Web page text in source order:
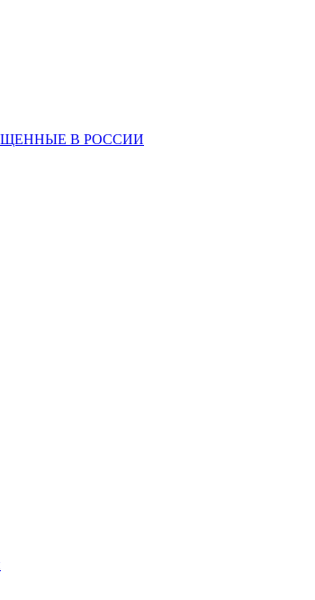
В РОССИИ